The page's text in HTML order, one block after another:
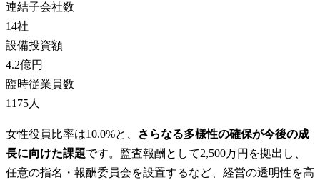
連結子会社数
14社
設備投資額
4.2億円
臨時従業員数
1175人
女性役員比率は10.0%と、
さらなる多様性の確保が今後の成
長に向けた課題です。監査報酬として2,500万円を拠出し、
任意の指名・報酬委員会を設置するなど、経営の透明性を高